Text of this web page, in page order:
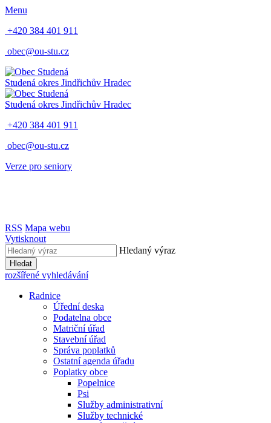
Menu
+420 384 401 911
obec@ou-stu.cz
Studená okres Jindřichův Hradec
Studená okres Jindřichův Hradec
+420 384 401 911
obec@ou-stu.cz
Verze pro seniory
RSS Mapa webu
Vytisknout
Hledaný výraz
Hledat
rozšířené vyhledávání
Radnice
Úřední deska
Podatelna obce
Matriční úřad
Stavební úřad
Správa poplatků
Ostatní agenda úřadu
Poplatky obce
Popelnice
Psi
Služby administrativní
Služby technické